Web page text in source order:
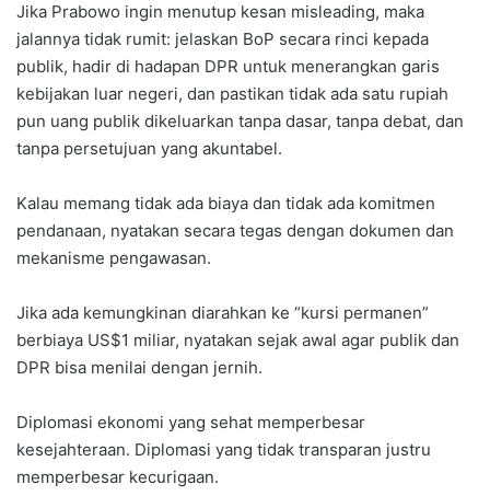
Jika Prabowo ingin menutup kesan misleading, maka
jalannya tidak rumit: jelaskan BoP secara rinci kepada
publik, hadir di hadapan DPR untuk menerangkan garis
kebijakan luar negeri, dan pastikan tidak ada satu rupiah
pun uang publik dikeluarkan tanpa dasar, tanpa debat, dan
tanpa persetujuan yang akuntabel.
Kalau memang tidak ada biaya dan tidak ada komitmen
pendanaan, nyatakan secara tegas dengan dokumen dan
mekanisme pengawasan.
Jika ada kemungkinan diarahkan ke “kursi permanen”
berbiaya US$1 miliar, nyatakan sejak awal agar publik dan
DPR bisa menilai dengan jernih.
Diplomasi ekonomi yang sehat memperbesar
kesejahteraan. Diplomasi yang tidak transparan justru
memperbesar kecurigaan.